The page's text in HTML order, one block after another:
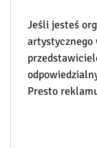
Jeśli jesteś
artystycznego
Presto